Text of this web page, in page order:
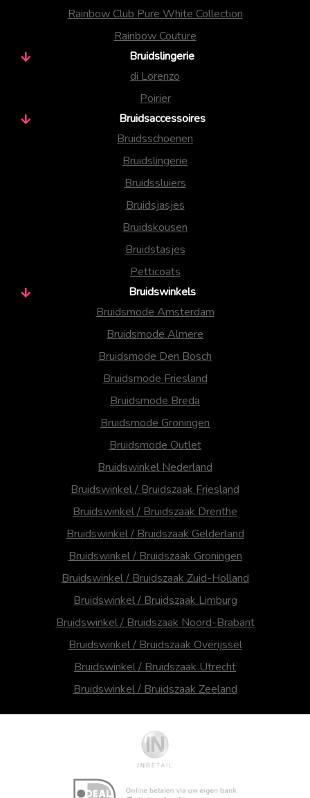
Rainbow Club Pure White Collection
Rainbow Couture
Bruidslingerie
di Lorenzo
Poirier
Bruidsaccessoires
Bruidsschoenen
Bruidslingerie
Bruidssluiers
Bruidsjasjes
Bruidskousen
Bruidstasjes
Petticoats
Bruidswinkels
Bruidsmode Amsterdam
Bruidsmode Almere
Bruidsmode Den Bosch
Bruidsmode Friesland
Bruidsmode Breda
Bruidsmode Groningen
Bruidsmode Outlet
Bruidswinkel Nederland
Bruidswinkel / Bruidszaak Friesland
Bruidswinkel / Bruidszaak Drenthe
Bruidswinkel / Bruidszaak Gelderland
Bruidswinkel / Bruidszaak Groningen
Bruidswinkel / Bruidszaak Zuid-Holland
Bruidswinkel / Bruidszaak Limburg
Bruidswinkel / Bruidszaak Noord-Brabant
Bruidswinkel / Bruidszaak Overijssel
Bruidswinkel / Bruidszaak Utrecht
Bruidswinkel / Bruidszaak Zeeland